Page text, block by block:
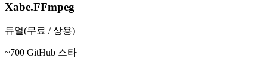
Xabe.FFmpeg
듀얼(무료 / 상용)
~700 GitHub 스타